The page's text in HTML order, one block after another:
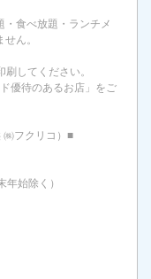
食べ放題・ランチメ
ん。
してください。
優待のあるお店」をご
㈱フクリコ）■
始除く）